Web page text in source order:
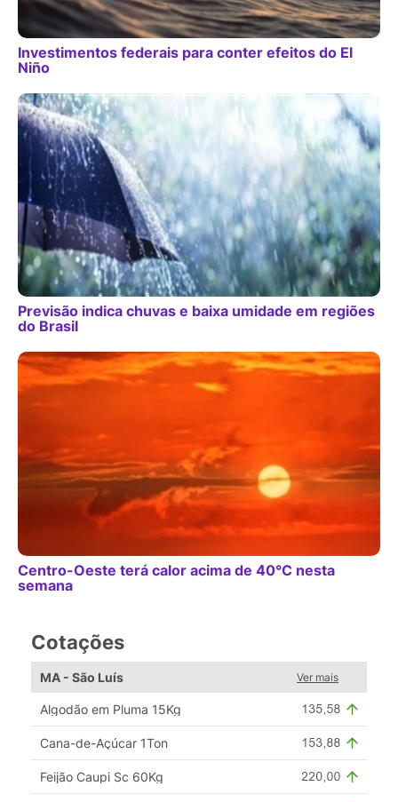
Investimentos federais para conter efeitos do El
Niño
Previsão indica chuvas e baixa umidade em regiões
do Brasil
Centro-Oeste terá calor acima de 40°C nesta
semana
Cotações
MA - São Luís Ver mais
Algodão em Pluma 15Kg
Cana-de-Açúcar 1Ton
Feijão Caupi Sc 60Kg